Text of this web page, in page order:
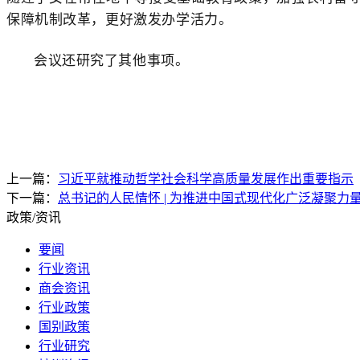
保障机制改革，更好激发办学活力。
会议还研究了其他事项。
上一篇： 习近平就推动哲学社会科学高质量发展作出重要指示
下一篇： 总书记的人民情怀 | 为推进中国式现代化广泛凝聚力
政策/资讯
要闻
行业资讯
商会资讯
行业政策
国别政策
行业研究